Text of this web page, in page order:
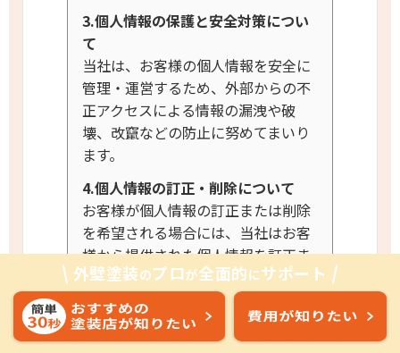
3.個人情報の保護と安全対策につい
て
当社は、お客様の個人情報を安全に
管理・運営するため、外部からの不
正アクセスによる情報の漏洩や破
壊、改竄などの防止に努めてまいり
ます。
4.個人情報の訂正・削除について
お客様が個人情報の訂正または削除
を希望される場合には、当社はお客
様から提供された個人情報を訂正ま
たは削除いたします。訂正または削
除を希望される場合は、【個人情報
保護に関するお問い合わせ窓口】ま
でご連絡ください。
外壁塗装のプロが全面的にサポート